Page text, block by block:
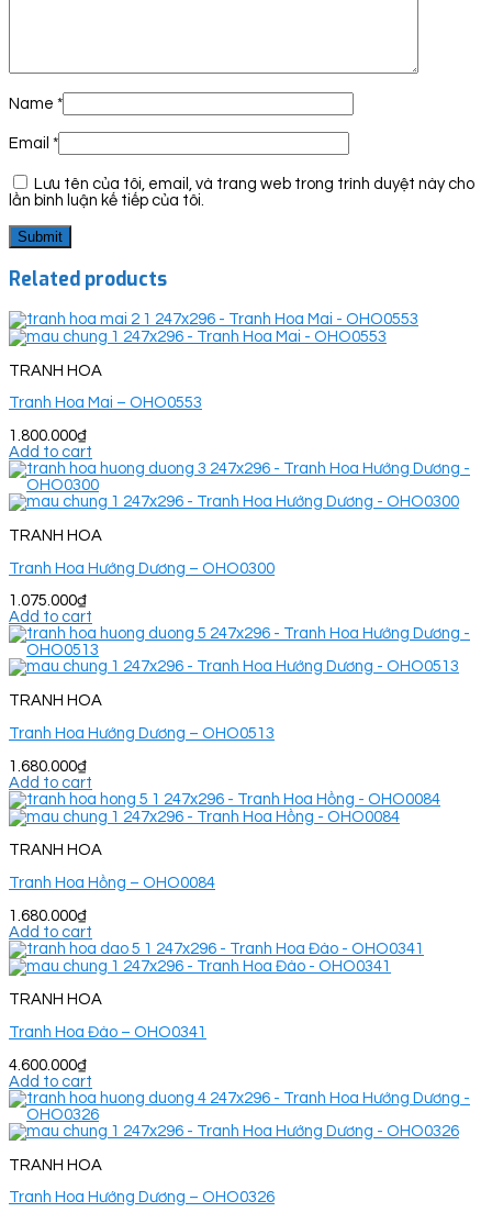
Name *
Email *
Lưu tên của tôi, email, và trang web trong trình duyệt này cho
lần bình luận kế tiếp của tôi.
Related products
TRANH HOA
Tranh Hoa Mai – OHO0553
1.800.000₫
Add to cart
TRANH HOA
Tranh Hoa Hướng Dương – OHO0300
1.075.000₫
Add to cart
TRANH HOA
Tranh Hoa Hướng Dương – OHO0513
1.680.000₫
Add to cart
TRANH HOA
Tranh Hoa Hồng – OHO0084
1.680.000₫
Add to cart
TRANH HOA
Tranh Hoa Đào – OHO0341
4.600.000₫
Add to cart
TRANH HOA
Tranh Hoa Hướng Dương – OHO0326